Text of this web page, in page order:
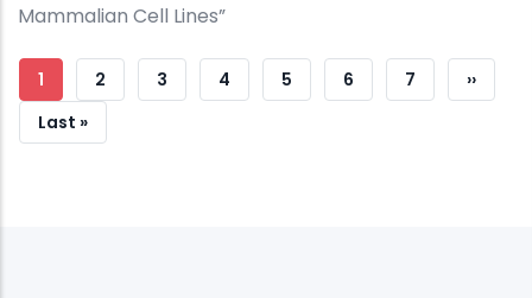
Mammalian Cell Lines”
Current
Page
1 Strana
2 Strana
3 Strana
4 Strana
5 Strana
6 Strana
7
Next
››
Last
Last »